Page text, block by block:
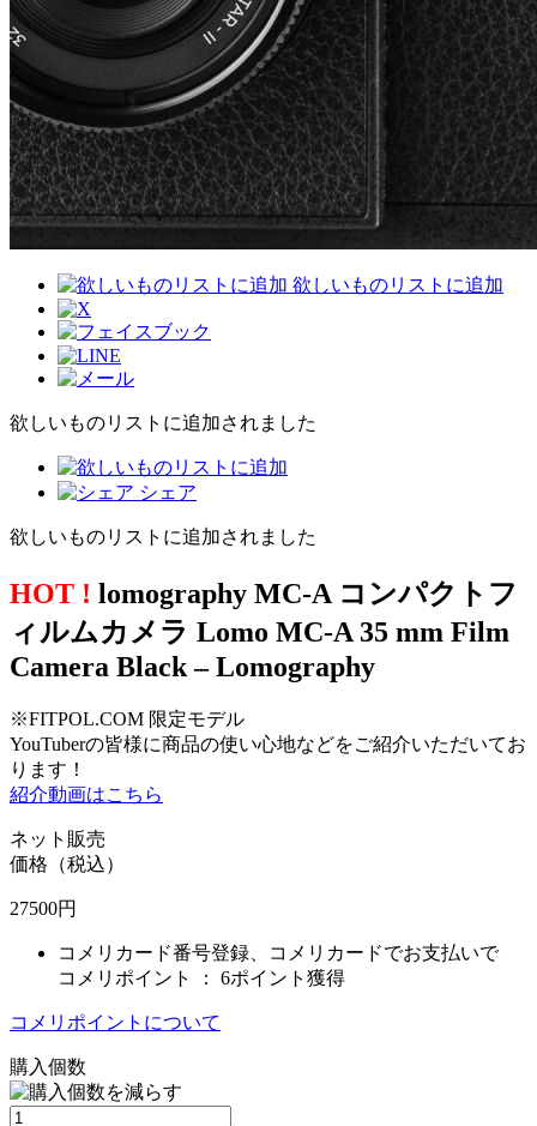
欲しいものリストに追加
欲しいものリストに追加されました
シェア
欲しいものリストに追加されました
HOT ! lomography MC-A コンパクトフ
ィルムカメラ Lomo MC-A 35 mm Film
Camera Black – Lomography
※FITPOL.COM 限定モデル
YouTuberの皆様に商品の使い心地などをご紹介いただいてお
ります！
紹介動画はこちら
ネット販売
価格（税込）
27500円
コメリカード番号登録、コメリカードでお支払いで
コメリポイント ： 6ポイント獲得
コメリポイントについて
購入個数